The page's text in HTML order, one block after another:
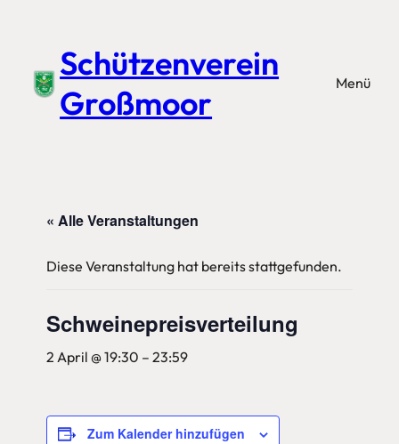
Schützenverein
Großmoor
Menü
« Alle Veranstaltungen
Diese Veranstaltung hat bereits stattgefunden.
Schweinepreisverteilung
2 April @ 19:30 – 23:59
Zum Kalender hinzufügen